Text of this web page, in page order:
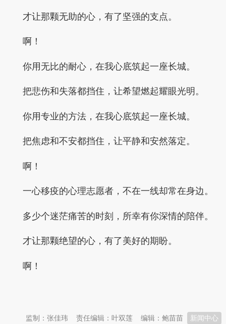
才让那颗无助的心，有了坚强的支点。
啊！
你用无比的耐心，在我心底筑起一座长城。
把悲伤和失落都挡住，让希望燃起耀眼光明。
你用专业的方法，在我心底筑起一座长城。
把焦虑和不安都挡住，让平静和安然落定。
啊！
一心移疫的心理志愿者，不在一线却常在身边。
多少个迷茫痛苦的时刻，所幸有你深情的陪伴。
才让那颗绝望的心，有了美好的期盼。
啊！
新闻中心
编辑：鲍苗苗
责任编辑：叶双莲
监制：张佳玮